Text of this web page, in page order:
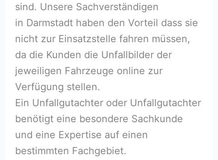
sind. Unsere Sachverständigen
in Darmstadt haben den Vorteil dass sie
nicht zur Einsatzstelle fahren müssen,
da die Kunden die Unfallbilder der
jeweiligen Fahrzeuge online zur
Verfügung stellen.
Ein Unfallgutachter oder Unfallgutachter
benötigt eine besondere Sachkunde
und eine Expertise auf einen
bestimmten Fachgebiet.